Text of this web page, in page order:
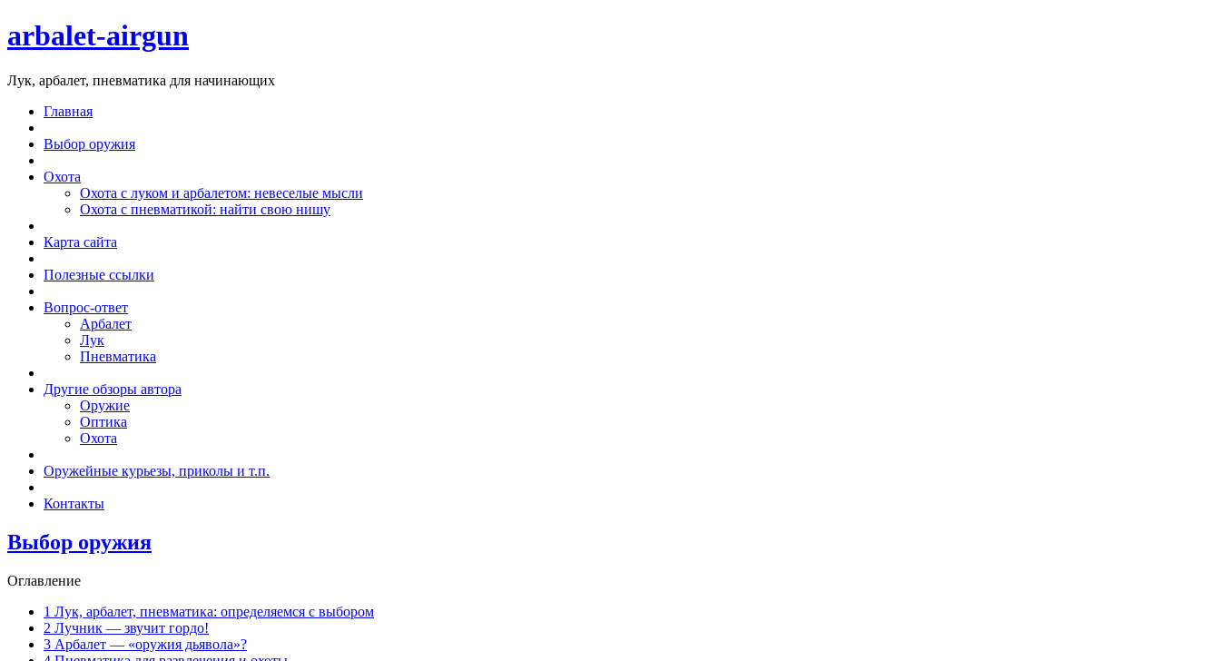
arbalet-airgun
Лук, арбалет, пневматика для начинающих
Главная
Выбор оружия
Охота
Охота с луком и арбалетом: невеселые мысли
Охота с пневматикой: найти свою нишу
Карта сайта
Полезные ссылки
Вопрос-ответ
Арбалет
Лук
Пневматика
Другие обзоры автора
Оружие
Оптика
Охота
Оружейные курьезы, приколы и т.п.
Контакты
Выбор оружия
Оглавление
1 Лук, арбалет, пневматика: определяемся с выбором
2 Лучник — звучит гордо!
3 Арбалет — «оружия дьявола»?